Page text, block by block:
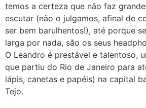
temos a certeza que não faz
escutar (não o julgamos, afinal de
ser bem barulhentos!), até porque
larga por nada, são os seus
O Leandro é prestável e talentoso,
que partiu do Rio de Janeiro para
lápis, canetas e papéis) na capital
Tejo.